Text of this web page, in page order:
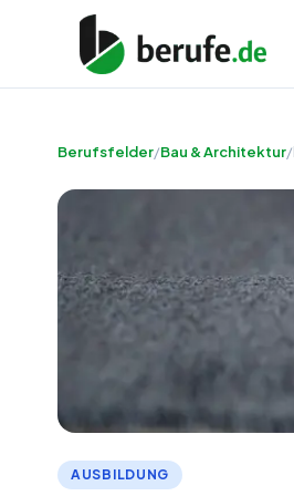
Berufsfelder/Bau & Architektur/
AUSBILDUNG